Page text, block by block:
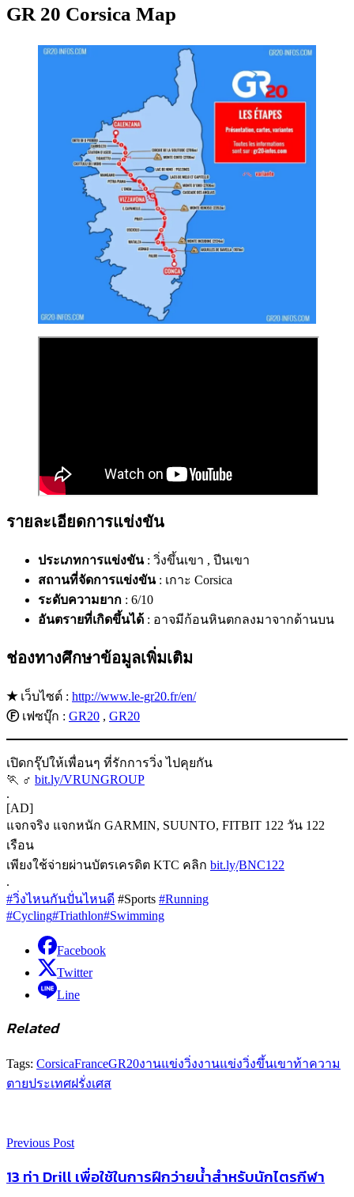
GR 20 Corsica Map
รายละเอียดการแข่งขัน
ประเภทการแข่งขัน: วิ่งขึ้นเขา , ปีนเขา
สถานที่จัดการแข่งขัน: เกาะ Corsica
ระดับความยาก : 6/10
อันตรายที่เกิดขึ้นได้ : อาจมีก้อนหินตกลงมาจากด้านบน
ช่องทางศึกษาข้อมูลเพิ่มเติม
★ เว็บไซต์ : http://www.le-gr20.fr/en/
Ⓕเฟซบุ๊ก : GR20 , GR20
เปิดกรุ๊ปให้เพื่อนๆ ที่รักการวิ่ง ไปคุยกัน
🏃 ‍♂ bit.ly/VRUNGROUP
.
[AD]
แจกจริง แจกหนัก GARMIN, SUUNTO, FITBIT 122 วัน 122
เรือน
เพียงใช้จ่ายผ่านบัตรเครดิต KTC คลิก bit.ly/ฺBNC122
.
#วิ่งไหนกันปั่นไหนดี #Sports #Running
#Cycling#Triathlon#Swimming
Facebook
Twitter
Line
Related
Tags: CorsicaFranceGR20งานแข่งวิ่งงานแข่งวิ่งขึ้นเขาท้าความ
ตายประเทศฝรั่งเศส
Previous Post
13 ท่า Drill เพื่อใช้ในการฝึกว่ายน้ำสำหรับนักไตรกีฬา